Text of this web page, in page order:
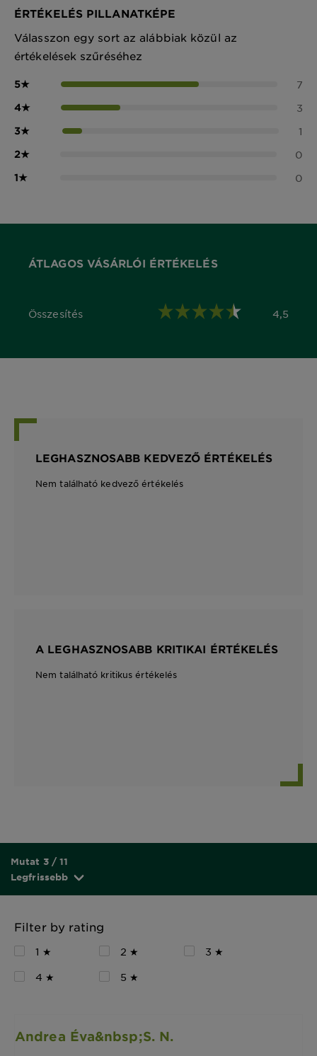
ÉRTÉKELÉS PILLANATKÉPE
Válasszon egy sort az alábbiak közül az
értékelések szűréséhez
5★ 7
4★ 3
3★ 1
2★ 0
1★ 0
ÁTLAGOS VÁSÁRLÓI ÉRTÉKELÉS
Összesítés
4,5 out of 5 stars 4,5
LEGHASZNOSABB KEDVEZŐ ÉRTÉKELÉS
Nem található kedvező értékelés
A LEGHASZNOSABB KRITIKAI ÉRTÉKELÉS
Nem található kritikus értékelés
Mutat 3 / 11
Legfrissebb
Filter by rating
1 ★ 2 ★
3 ★
4 ★
5 ★
Andrea Éva&nbsp;S. N.